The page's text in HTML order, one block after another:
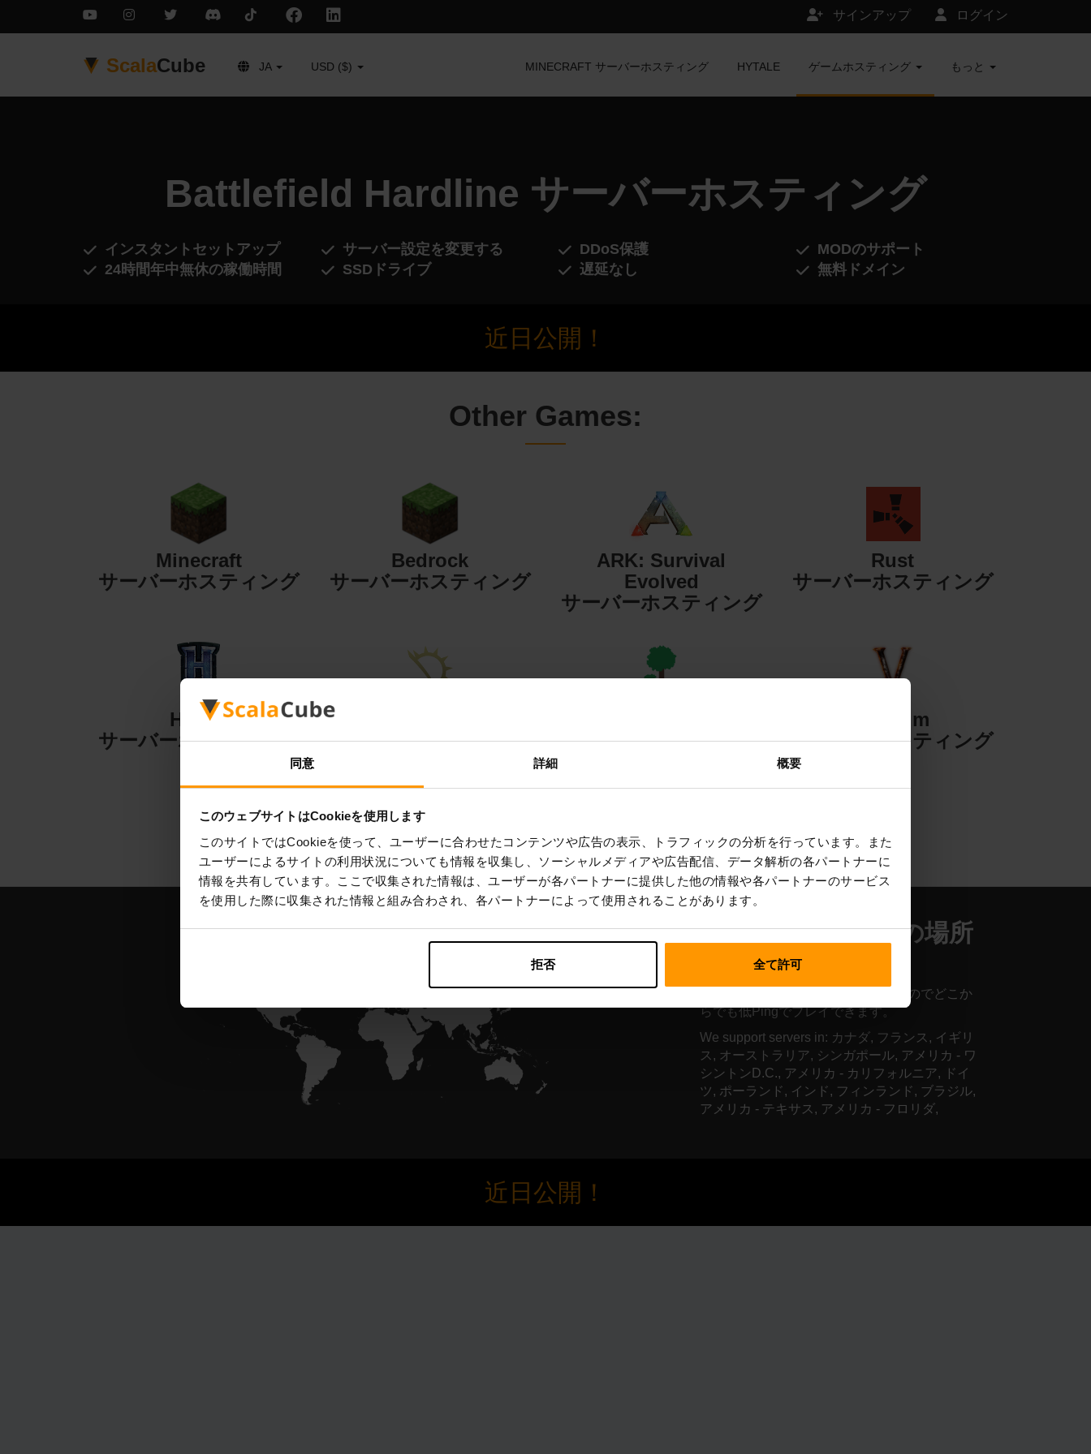
同意 詳細 概要
このウェブサイトはCookieを使用します
このサイトではCookieを使って、ユーザーに合わせたコンテンツや広告の表示、トラフィックの分析を行っています。また
ユーザーによるサイトの利用状況についても情報を収集し、ソーシャルメディアや広告配信、データ解析の各パートナーに
情報を共有しています。ここで収集された情報は、ユーザーが各パートナーに提供した他の情報や各パートナーのサービス
を使用した際に収集された情報と組み合わされ、各パートナーによって使用されることがあります。
拒否 全て許可
ログイン
サインアップ
ScalaCube JA USD ($) MINECRAFT サーバーホスティング HYTALE ゲームホスティング もっと
Battlefield Hardline サーバーホスティング
インスタントセットアップ
24時間年中無休の稼働時間
サーバー設定を変更する
SSDドライブ
DDoS保護
遅延なし
MODのサポート
無料ドメイン
近日公開！
Other Games:
Minecraft
サーバーホスティング
Bedrock
サーバーホスティング
ARK: Survival
Evolved
サーバーホスティング
Rust
サーバーホスティング
Hytale
サーバーホスティング
サーバーホスティング
サーバーホスティング
Valheim
サーバーホスティング
レンタルサーバーの場所
は世界中
サーバーが世界中に設置されているのでどこか
らでも低Pingでプレイできます。
We support servers in: カナダ, フランス, イギリ
ス, オーストラリア, シンガポール, アメリカ - ワ
シントンD.C., アメリカ - カリフォルニア, ドイ
ツ, ポーランド, インド, フィンランド, ブラジル,
アメリカ - テキサス, アメリカ - フロリダ,
近日公開！